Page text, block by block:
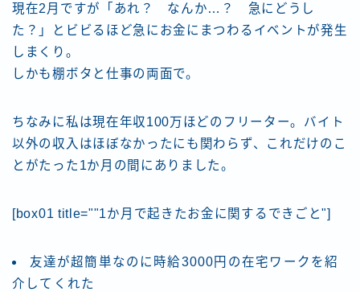
現在2月ですが「あれ？ なんか…？ 急にどうし
た？」とビビるほど急にお金にまつわるイベントが発生
しまくり。
しかも棚ボタと仕事の両面で。
ちなみに私は現在年収100万ほどのフリーター。バイト
以外の収入はほぼなかったにも関わらず、これだけのこ
とがたった1か月の間にありました。
[box01 title=""1か月で起きたお金に関するできごと"]
友達が超簡単なのに時給3000円の在宅ワークを紹
介してくれた